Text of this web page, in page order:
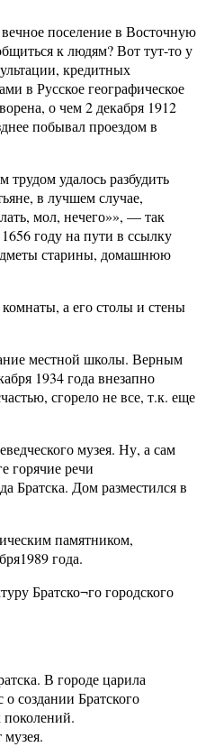
поселение в Восточную
к людям? Вот тут-то у
кредитных
в Русское географическое
о чем 2 декабря 1912
побывал проездом в
удалось разбудить
в лучшем случае,
мол, нечего»», — так
году на пути в ссылку
старины, домашнюю
а его столы и стены
местной школы. Верным
1934 года внезапно
сгорело не все, т.к. еще
музея. Ну, а сам
горячие речи
Братска. Дом разместился в
памятником,
года.
Братско¬го городского
В городе царила
создании Братского
поколений.